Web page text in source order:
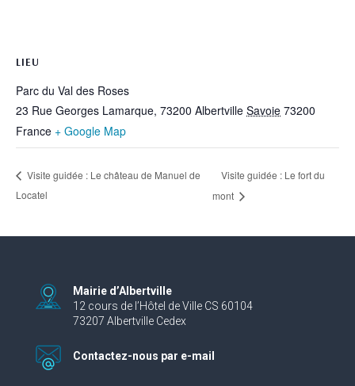
LIEU
Parc du Val des Roses
23 Rue Georges Lamarque, 73200 Albertville Savoie 73200
France + Google Map
Visite guidée : Le château de Manuel de
Locatel
Visite guidée : Le fort du
mont
Mairie d’Albertville
12 cours de l’Hôtel de Ville CS 60104
73207 Albertville Cedex
Contactez-nous par e-mail